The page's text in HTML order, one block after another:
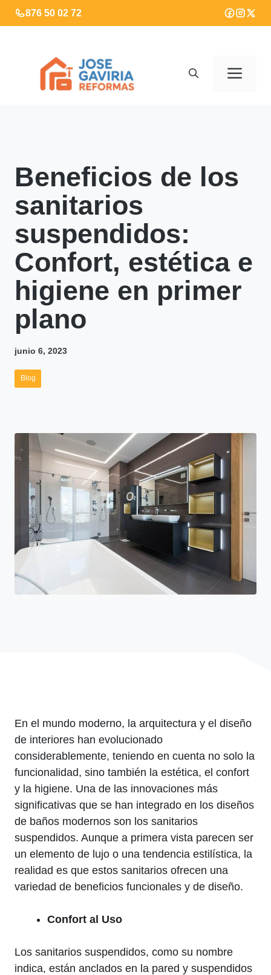
Saltar
al
876 50 02 72
Beneficios de los
sanitarios
suspendidos:
Confort, estética e
higiene en primer
plano
junio 6, 2023
Blog
En el mundo moderno, la arquitectura y el diseño
de interiores han evolucionado
considerablemente, teniendo en cuenta no solo la
funcionalidad, sino también la estética, el confort
y la higiene. Una de las innovaciones más
significativas que se han integrado en los diseños
de baños modernos son los sanitarios
suspendidos. Aunque a primera vista parecen ser
un elemento de lujo o una tendencia estilística, la
realidad es que estos sanitarios ofrecen una
variedad de beneficios funcionales y de diseño.
Confort al Uso
Los sanitarios suspendidos, como su nombre
indica, están anclados en la pared y suspendidos